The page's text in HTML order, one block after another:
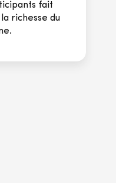
fait
richesse du